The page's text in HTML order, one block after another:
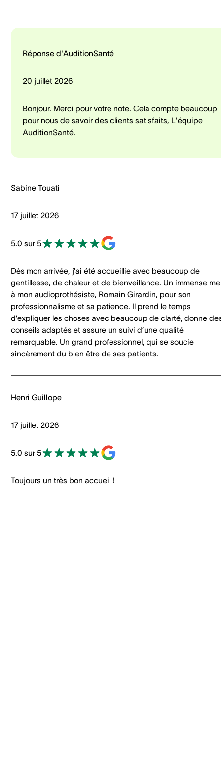
Réponse d'AuditionSanté
20 juillet 2026
Bonjour. Merci pour votre note. Cela compte beaucoup
pour nous de savoir des clients satisfaits, L'équipe
AuditionSanté.
Sabine Touati
17 juillet 2026
5.0 sur 5
Dès mon arrivée, j’ai été accueillie avec beaucoup de
gentillesse, de chaleur et de bienveillance. Un immense
à mon audioprothésiste, Romain Girardin, pour son
professionnalisme et sa patience. Il prend le temps
d’expliquer les choses avec beaucoup de clarté, donne
conseils adaptés et assure un suivi d’une qualité
remarquable. Un grand professionnel, qui se soucie
sincèrement du bien être de ses patients.
Henri Guillope
17 juillet 2026
5.0 sur 5
Toujours un très bon accueil !